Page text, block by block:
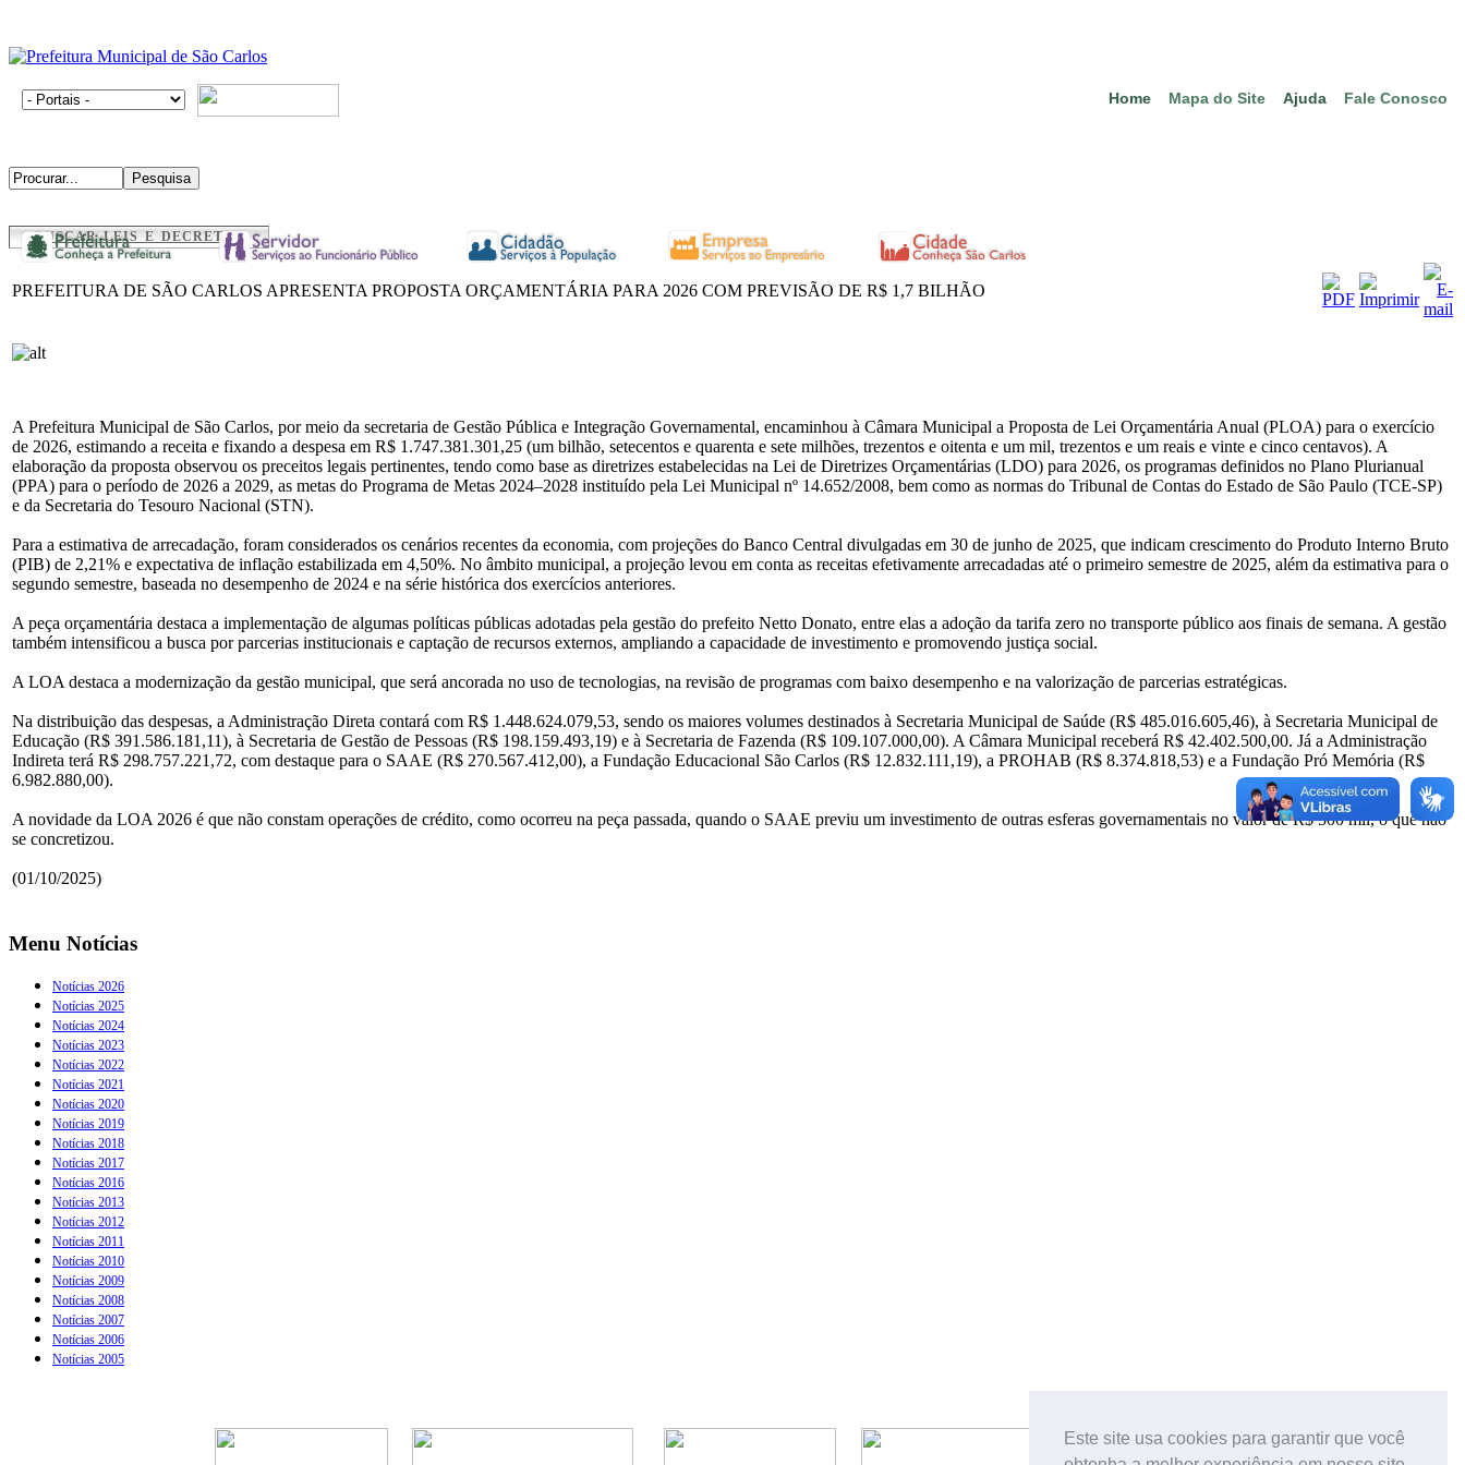
Este site usa cookies para garantir que você
Home Mapa do Site Ajuda Fale Conosco
BUSCAR LEIS E DECRETOS
PREFEITURA DE SÃO CARLOS APRESENTA PROPOSTA ORÇAMENTÁRIA PARA 2026 COM PREVISÃO DE R$ 1,7 BILHÃO
A Prefeitura Municipal de São Carlos, por meio da secretaria de Gestão Pública e Integração Governamental, encaminhou à Câmara Municipal a Proposta de Lei Orçamentária Anual (PLOA) para o exercício
de 2026, estimando a receita e fixando a despesa em R$ 1.747.381.301,25 (um bilhão, setecentos e quarenta e sete milhões, trezentos e oitenta e um mil, trezentos e um reais e vinte e cinco centavos). A
elaboração da proposta observou os preceitos legais pertinentes, tendo como base as diretrizes estabelecidas na Lei de Diretrizes Orçamentárias (LDO) para 2026, os programas definidos no Plano Plurianual
(PPA) para o período de 2026 a 2029, as metas do Programa de Metas 2024–2028 instituído pela Lei Municipal nº 14.652/2008, bem como as normas do Tribunal de Contas do Estado de São Paulo (TCE-SP)
e da Secretaria do Tesouro Nacional (STN).
Para a estimativa de arrecadação, foram considerados os cenários recentes da economia, com projeções do Banco Central divulgadas em 30 de junho de 2025, que indicam crescimento do Produto Interno Bruto
(PIB) de 2,21% e expectativa de inflação estabilizada em 4,50%. No âmbito municipal, a projeção levou em conta as receitas efetivamente arrecadadas até o primeiro semestre de 2025, além da estimativa para o
segundo semestre, baseada no desempenho de 2024 e na série histórica dos exercícios anteriores.
A peça orçamentária destaca a implementação de algumas políticas públicas adotadas pela gestão do prefeito Netto Donato, entre elas a adoção da tarifa zero no transporte público aos finais de semana. A gestão
também intensificou a busca por parcerias institucionais e captação de recursos externos, ampliando a capacidade de investimento e promovendo justiça social.
A LOA destaca a modernização da gestão municipal, que será ancorada no uso de tecnologias, na revisão de programas com baixo desempenho e na valorização de parcerias estratégicas.
Na distribuição das despesas, a Administração Direta contará com R$ 1.448.624.079,53, sendo os maiores volumes destinados à Secretaria Municipal de Saúde (R$ 485.016.605,46), à Secretaria Municipal de
Educação (R$ 391.586.181,11), à Secretaria de Gestão de Pessoas (R$ 198.159.493,19) e à Secretaria de Fazenda (R$ 109.107.000,00). A Câmara Municipal receberá R$ 42.402.500,00. Já a Administração
Indireta terá R$ 298.757.221,72, com destaque para o SAAE (R$ 270.567.412,00), a Fundação Educacional São Carlos (R$ 12.832.111,19), a PROHAB (R$ 8.374.818,53) e a Fundação Pró Memória (R$
6.982.880,00).
A novidade da LOA 2026 é que não constam operações de crédito, como ocorreu na peça passada, quando o SAAE previu um investimento de outras esferas governamentais no valor de R$ 500 mil, o que não
se concretizou.
(01/10/2025)
Menu Notícias
Notícias 2026
Notícias 2025
Notícias 2024
Notícias 2023
Notícias 2022
Notícias 2021
Notícias 2020
Notícias 2019
Notícias 2018
Notícias 2017
Notícias 2016
Notícias 2013
Notícias 2012
Notícias 2011
Notícias 2010
Notícias 2009
Notícias 2008
Notícias 2007
Notícias 2006
Notícias 2005